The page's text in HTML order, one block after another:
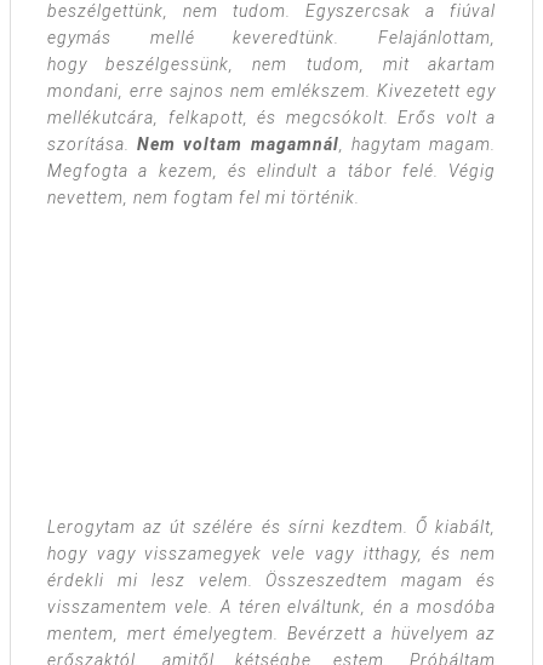
beszélgettünk, nem tudom. Egyszercsak a fiúval
egymás mellé keveredtünk. Felajánlottam,
hogy beszélgessünk, nem tudom, mit akartam
mondani, erre sajnos nem emlékszem. Kivezetett egy
mellékutcára, felkapott, és megcsókolt. Erős volt a
szorítása.Nem voltam magamnál, hagytam magam.
Megfogta a kezem, és elindult a tábor felé. Végig
nevettem, nem fogtam fel mi történik.
Lerogytam az út szélére és sírni kezdtem. Ő kiabált,
hogy vagy visszamegyek vele vagy itthagy, és nem
érdekli mi lesz velem. Összeszedtem magam és
visszamentem vele. A téren elváltunk, én a mosdóba
mentem, mert émelyegtem. Bevérzett a hüvelyem az
erőszaktól, amitől kétségbe estem. Próbáltam